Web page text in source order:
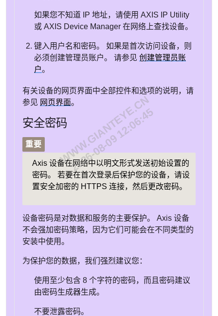
如果您不知道 IP 地址，请使用 AXIS IP Utility
或 AXIS Device Manager 在网络上查找设备。
键入用户名和密码。 如果是首次访问设备，则
必须创建管理员账户。 请参见 创建管理员账
户。
有关设备的网页界面中全部控件和选项的说明，请
参见 网页界面。
安全密码
重要
Axis 设备在网络中以明文形式发送初始设置的
密码。 若要在首次登录后保护您的设备，请设
置安全加密的 HTTPS 连接，然后更改密码。
设备密码是对数据和服务的主要保护。 Axis 设备
不会强加密码策略，因为它们可能会在不同类型的
安装中使用。
为保护您的数据，我们强烈建议您：
使用至少包含 8 个字符的密码，而且密码建议
由密码生成器生成。
不要泄露密码。
WWW.GIANTEYE.CN
2026-08-09 12:06:45